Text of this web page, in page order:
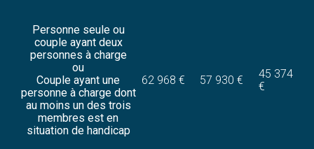
Personne seule ou
couple ayant deux
personnes à charge
ou
Couple ayant une
personne à charge dont
au moins un des trois
membres est en
situation de handicap
62 968 € 57 930 €
45 374
€